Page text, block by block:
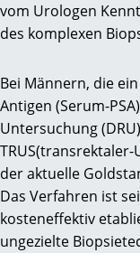
vom Urologen
des komplexen
Bei Männern, die
Antigen (Serum-
Untersuchung
der aktuelle
Das Verfahren ist
kosteneffektiv
ungezielte